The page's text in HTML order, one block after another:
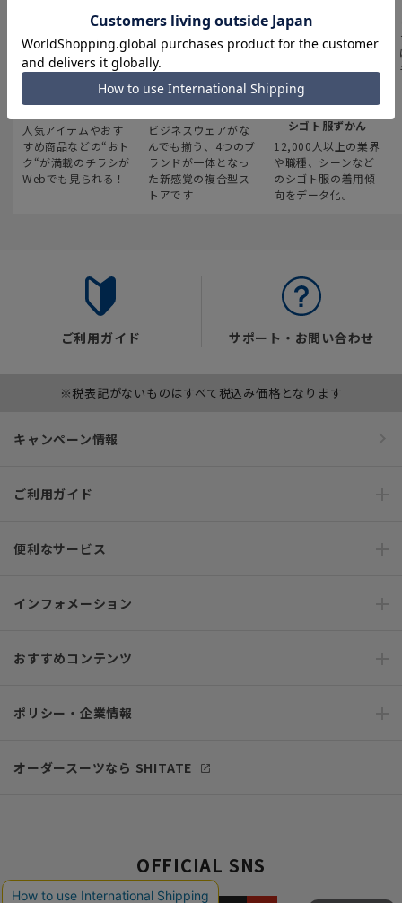
最新のお買い得情報
人気アイテムやおす
すめ商品などの“おト
ク“が満載のチラシが
Webでも見られる！
スーツスクエア
ビジネスウェアがな
んでも揃う、4つのブ
ランドが一体となっ
た新感覚の複合型ス
トアです
みんなの
シゴト服ずかん
12,000人以上の業界
や職種、シーンなど
のシゴト服の着用傾
向をデータ化。
ご利用ガイド サポート・お問い合わせ
※税表記がないものはすべて税込み価格となります
キャンペーン情報
ご利用ガイド
便利なサービス
インフォメーション
おすすめコンテンツ
ポリシー・企業情報
オーダースーツなら SHITATE
OFFICIAL SNS